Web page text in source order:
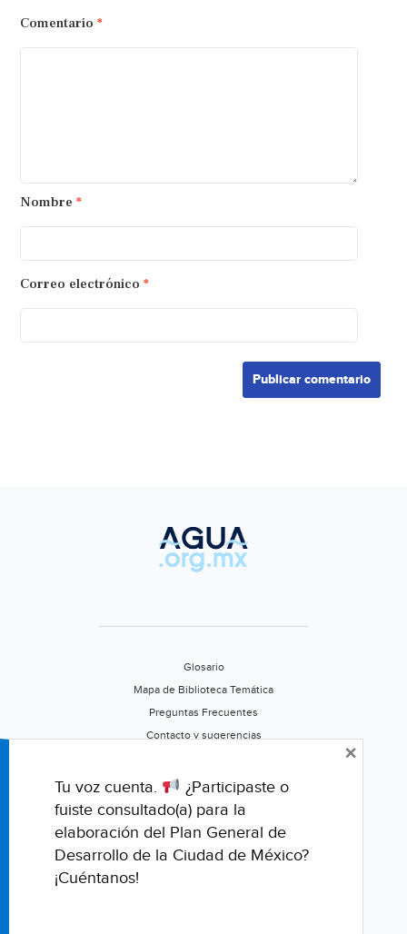
Comentario *
Nombre *
Correo electrónico *
Glosario
Mapa de Biblioteca Temática
Preguntas Frecuentes
Contacto y sugerencias
Califica este portal
Tu voz cuenta.
¿Participaste o
fuiste consultado(a) para la
elaboración del Plan General de
Desarrollo de la Ciudad de México?
¡Cuéntanos!
×